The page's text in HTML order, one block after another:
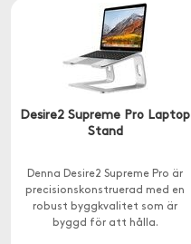
Desire2 Supreme Pro Laptop
Stand
Denna Desire2 Supreme Pro är
precisionskonstruerad med en
robust byggkvalitet som är
byggd för att hålla.